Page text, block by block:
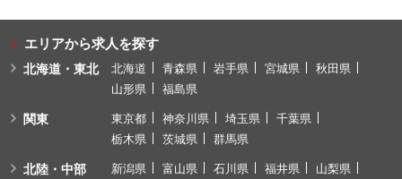
エリアから求人を探す
北海道・東北 北海道 青森県 岩手県 宮城県
秋田県
山形県
福島県
関東 東京都 神奈川県 埼玉県
千葉県
栃木県
茨城県 群馬県
北陸・中部 新潟県 富山県 石川県 福井県
山梨県